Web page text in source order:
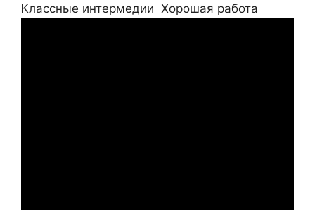
Классные интермедии Хорошая работа